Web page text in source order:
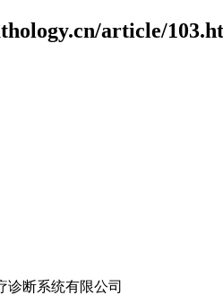
article/
诊断系统有限公司